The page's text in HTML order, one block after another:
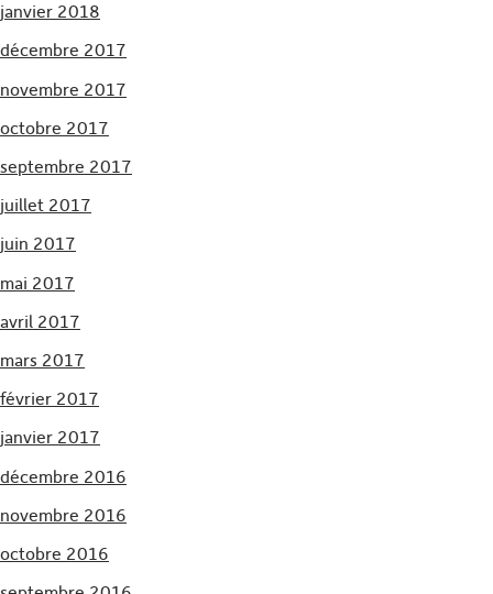
janvier 2018
décembre 2017
novembre 2017
octobre 2017
septembre 2017
juillet 2017
juin 2017
mai 2017
avril 2017
mars 2017
février 2017
janvier 2017
décembre 2016
novembre 2016
octobre 2016